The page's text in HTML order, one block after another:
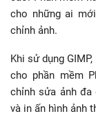
cho những ai
chỉnh ảnh.
Khi sử dụng
cho phần mềm
chỉnh sửa ảnh đa
và in ấn hình ảnh